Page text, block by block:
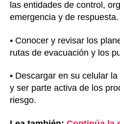
las entidades de control,
emergencia y de respuesta.
• Conocer y revisar los
rutas de evacuación y los
• Descargar en su celular
y ser parte activa de los
riesgo.